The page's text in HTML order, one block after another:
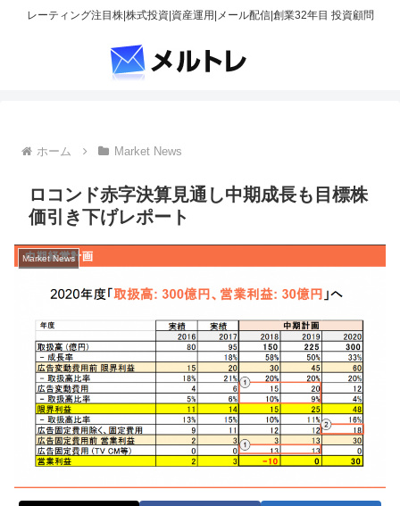
レーティング注目株|株式投資|資産運用|メール配信|創業32年目 投資顧問
ホーム Market News
ロコンド赤字決算見通し中期成長も目標株
価引き下げレポート
Market News